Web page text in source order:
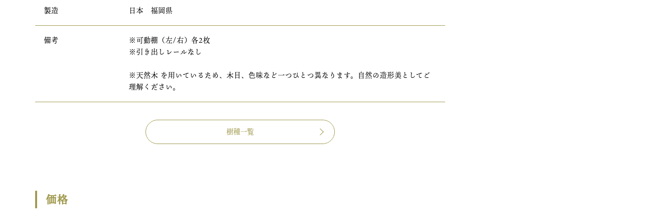
製造 日本 福岡県
備考
※可動棚（左/右）各2枚
※引き出しレールなし
※天然木 を用いているため、木目、色味など一つひとつ異なります。自然の造形美としてご
理解ください。
樹種一覧
価格